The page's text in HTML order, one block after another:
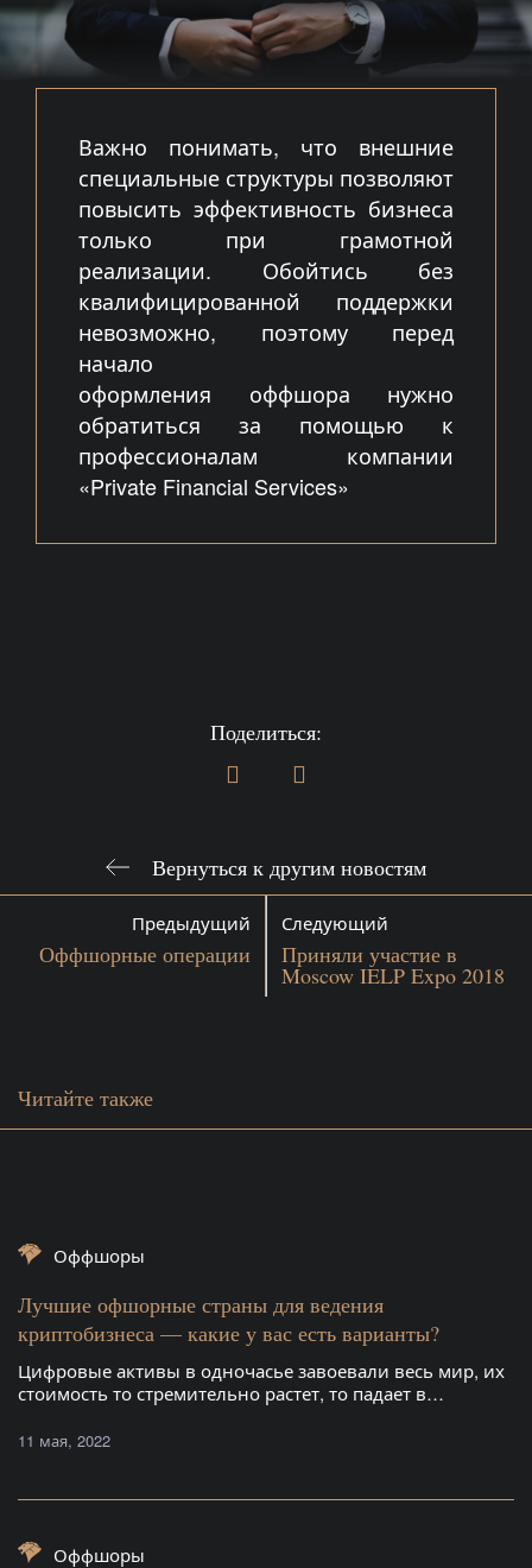
Важно понимать, что внешние
специальные структуры позволяют
повысить эффективность бизнеса
только при грамотной
реализации. Обойтись без
квалифицированной поддержки
невозможно, поэтому перед
начало
оформления оффшора нужно
обратиться за помощью к
профессионалам компании
«Private Financial Services»
Вернуться к другим новостям
Поделиться:
Предыдущий
Оффшорные операции
Следующий
Приняли участие в
Moscow IELP Expo 2018
Читайте также
Оффшоры
Лучшие офшорные страны для ведения
криптобизнеса — какие у вас есть варианты?
Цифровые активы в одночасье завоевали весь мир, их
стоимость то стремительно растет, то падает в…
11 мая, 2022
Оффшоры